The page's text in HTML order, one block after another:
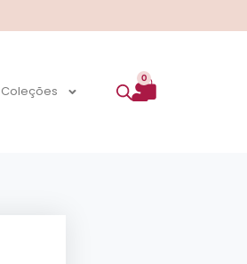
Coleções
0